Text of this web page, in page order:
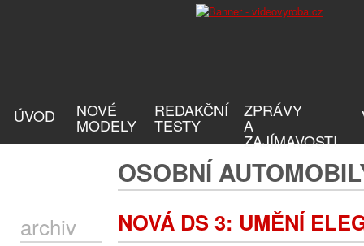
ÚVOD NOVÉ
MODELY
REDAKČNÍ
TESTY
ZPRÁVY
A
ZAJÍMAVOSTI
OSOBNÍ
NOVÁ DS 3: UMĚNÍ
archiv